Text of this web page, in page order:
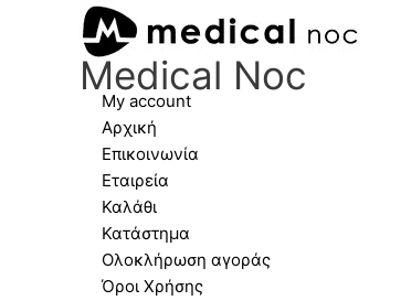
περιεχόμενοMedical Noc
My account
Αρχική
Επικοινωνία
Εταιρεία
Καλάθι
Κατάστημα
Ολοκλήρωση αγοράς
Όροι Χρήσης
price
was:
18,00 €.
τρέχουσα
τιμή
είναι:
Crystaline-
A
πανάκι
καθαρισμού
φακών
μικροΐνες
μεγάλο